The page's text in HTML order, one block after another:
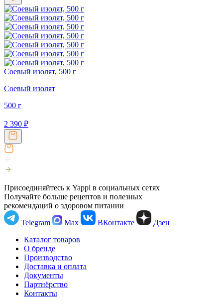
Соевый изолят, 500 г
Соевый изолят
500 г
2 390 ₽
Присоединяйтесь к Yappi в социальных сетях
Получайте больше рецептов и полезных
рекомендаций о здоровом питании
Telegram
Max ВКонтакте
Дзен
Каталог товаров
О бренде
Производство
Доставка и оплата
Документы
Партнёрство
Контакты